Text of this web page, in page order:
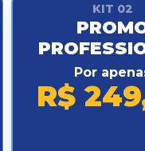
KIT 02
Por
R$